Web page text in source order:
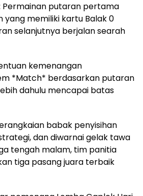
Permainan putaran pertama
yang memiliki kartu Balak 0
selanjutnya berjalan searah
kemenangan
*Match* berdasarkan putaran
dahulu mencapai batas
babak penyisihan
dan diwarnai gelak tawa
tengah malam, tim panitia
tiga pasang juara terbaik